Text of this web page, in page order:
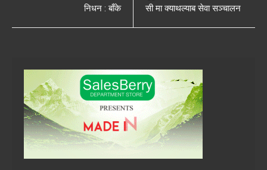
निधन : बाँके
सी मा क्याथल्याब सेवा सञ्चालन